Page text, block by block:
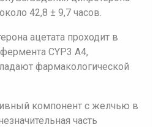
42,8 ± 9,7 часов.
ацетата проходит в
CYP3 A4,
фармакологической
компонент с желчью в
часть